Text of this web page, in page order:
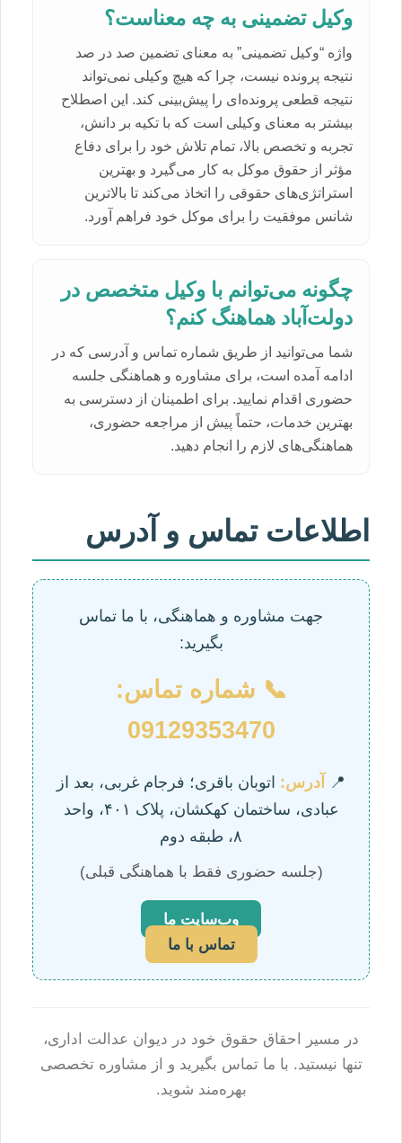
وکیل تضمینی به چه معناست؟
واژه “وکیل تضمینی” به معنای تضمین صد در صد
نتیجه پرونده نیست، چرا که هیچ وکیلی نمی‌تواند
نتیجه قطعی پرونده‌ای را پیش‌بینی کند. این اصطلاح
بیشتر به معنای وکیلی است که با تکیه بر دانش،
تجربه و تخصص بالا، تمام تلاش خود را برای دفاع
مؤثر از حقوق موکل به کار می‌گیرد و بهترین
استراتژی‌های حقوقی را اتخاذ می‌کند تا بالاترین
شانس موفقیت را برای موکل خود فراهم آورد.
چگونه می‌توانم با وکیل متخصص در
دولت‌آباد هماهنگ کنم؟
شما می‌توانید از طریق شماره تماس و آدرسی که در
ادامه آمده است، برای مشاوره و هماهنگی جلسه
حضوری اقدام نمایید. برای اطمینان از دسترسی به
بهترین خدمات، حتماً پیش از مراجعه حضوری،
هماهنگی‌های لازم را انجام دهید.
اطلاعات تماس و آدرس
جهت مشاوره و هماهنگی، با ما تماس
بگیرید:
📞 شماره تماس:
09129353470
📍 آدرس: اتوبان باقری؛ فرجام غربی، بعد از
عبادی، ساختمان کهکشان، پلاک ۴۰۱، واحد
۸، طبقه دوم
(جلسه حضوری فقط با هماهنگی قبلی)
وب‌سایت ما
تماس با ما
در مسیر احقاق حقوق خود در دیوان عدالت اداری،
تنها نیستید. با ما تماس بگیرید و از مشاوره تخصصی
بهره‌مند شوید.